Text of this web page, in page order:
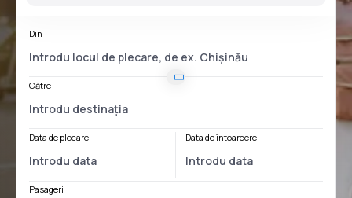
Din
Către
Data de plecare Data de întoarcere
Pasageri